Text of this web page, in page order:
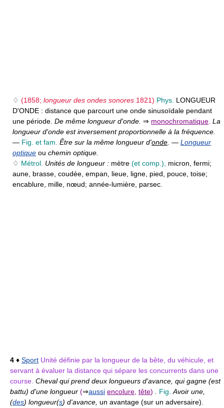
♢ (1858; longueur des ondes sonores 1821) Phys. LONGUEUR
D'ONDE : distance que parcourt une onde sinusoïdale pendant
une période. De même longueur d'onde. ⇒ monochromatique La
longueur d'onde est inversement proportionnelle à la fréquence.
— Fig. et fam. Être sur la même longueur d'onde — Longueur
optique ou chemin optique.
♢ Métrol. Unités de longueur : mètre (et comp.),
micron, fermi;
aune, brasse, coudée, empan, lieue, ligne, pied, pouce, toise;
encablure, mille, nœud; année-lumière, parsec.
4 ♦ Sport Unité définie par la longueur de la bête, du véhicule, et
servant à évaluer la distance qui sépare les concurrents dans une
course. Cheval qui prend deux longueurs d'avance, qui gagne (est
battu) d'une longueur (⇒aussi encolure tête) Fig. Avoir une,
(des) longueur(s) d'avance, un avantage (sur un adversaire).